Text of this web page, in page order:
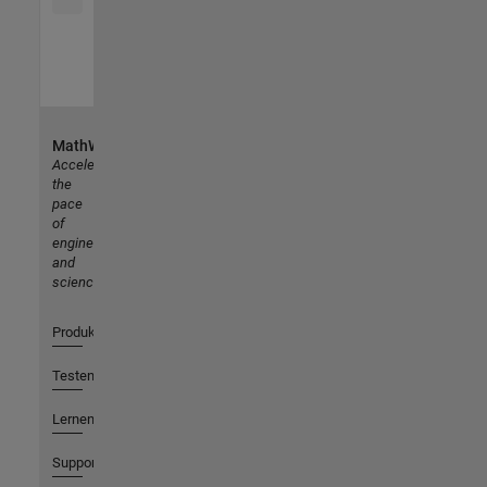
MathWorks
Accelerating
the
pace
of
engineering
and
science
Produkte
Testen oder Kaufen
Lernen
Support